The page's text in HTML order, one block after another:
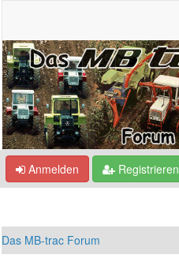
Anmelden Registrieren
Das MB-trac Forum